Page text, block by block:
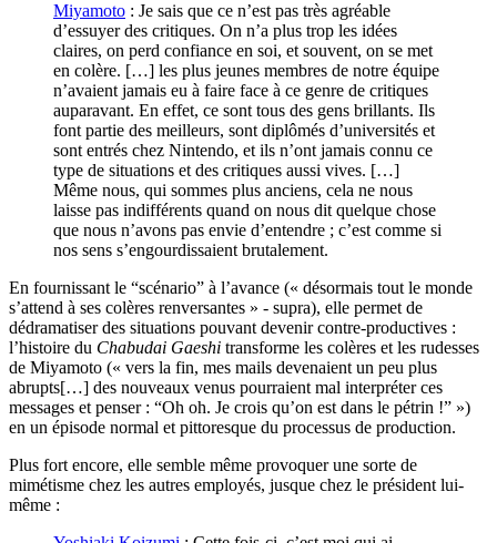
Miyamoto : Je sais que ce n’est pas très agréable
d’essuyer des critiques. On n’a plus trop les idées
claires, on perd confiance en soi, et souvent, on se met
en colère. […] les plus jeunes membres de notre équipe
n’avaient jamais eu à faire face à ce genre de critiques
auparavant. En effet, ce sont tous des gens brillants. Ils
font partie des meilleurs, sont diplômés d’universités et
sont entrés chez Nintendo, et ils n’ont jamais connu ce
type de situations et des critiques aussi vives. […]
Même nous, qui sommes plus anciens, cela ne nous
laisse pas indifférents quand on nous dit quelque chose
que nous n’avons pas envie d’entendre ; c’est comme si
nos sens s’engourdissaient brutalement.
En fournissant le “scénario” à l’avance (« désormais tout le monde
s’attend à ses colères renversantes » - supra), elle permet de
dédramatiser des situations pouvant devenir contre-productives :
l’histoire du Chabudai Gaeshi transforme les colères et les rudesses
de Miyamoto (« vers la fin, mes mails devenaient un peu plus
abrupts[…] des nouveaux venus pourraient mal interpréter ces
messages et penser : “Oh oh. Je crois qu’on est dans le pétrin !” »)
en un épisode normal et pittoresque du processus de production.
Plus fort encore, elle semble même provoquer une sorte de
mimétisme chez les autres employés, jusque chez le président lui-
même :